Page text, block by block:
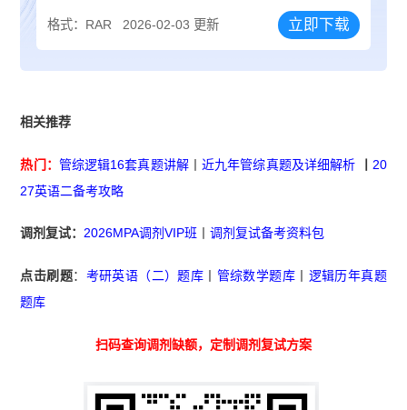
格式：RAR 2026-02-03 更新 立即下载
相关推荐
热门： 管综逻辑16套真题讲解丨近九年管综真题及详细解析 丨 20
27英语二备考攻略
调剂复试：2026MPA调剂VIP班 丨调剂复试备考资料包
点击刷题： 考研英语（二）题库 管综数学题库
逻辑历年真题
题库
扫码查询调剂缺额，定制调剂复试方案